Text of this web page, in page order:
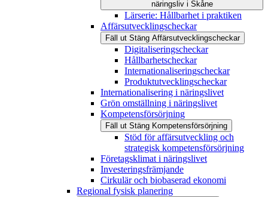
näringsliv i Skåne
Lärserie: Hållbarhet i praktiken
Affärsutvecklingscheckar
Fäll ut Stäng Affärsutvecklingscheckar
Digitaliseringscheckar
Hållbarhetscheckar
Internationaliseringscheckar
Produktutvecklingscheckar
Internationalisering i näringslivet
Grön omställning i näringslivet
Kompetensförsörjning
Fäll ut Stäng Kompetensförsörjning
Stöd för affärsutveckling och
strategisk kompetensförsörjning
Företagsklimat i näringslivet
Investeringsfrämjande
Cirkulär och biobaserad ekonomi
Regional fysisk planering